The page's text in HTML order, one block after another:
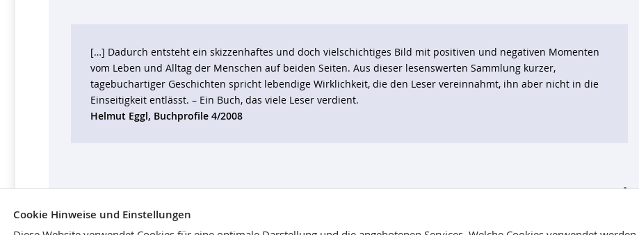
[…] Dadurch entsteht ein skizzenhaftes und doch vielschichtiges Bild mit positiven und negativen Momenten
vom Leben und Alltag der Menschen auf beiden Seiten. Aus dieser lesenswerten Sammlung kurzer,
tagebuchartiger Geschichten spricht lebendige Wirklichkeit, die den Leser vereinnahmt, ihn aber nicht in die
Einseitigkeit entlässt. – Ein Buch, das viele Leser verdient.
Helmut Eggl, Buchprofile 4/2008
Cookie Hinweise und Einstellungen